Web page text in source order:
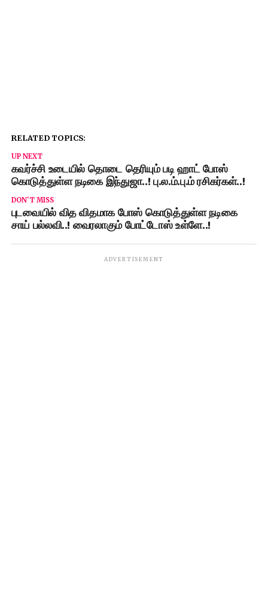
RELATED TOPICS:
UP NEXT
கவர்ச்சி உடையில் தொடை தெரியும் படி ஹாட் போஸ்
கொடுத்துள்ள நடிகை இந்துஜா..! பு.ல.ம்.பு.ம் ரசிகர்கள்..!
DON'T MISS
புடவையில் வித விதமாக போஸ் கொடுத்துள்ள நடிகை
சாய் பல்லவி..! வைரலாகும் போட்டோஸ் உள்ளே..!
ADVERTISEMENT